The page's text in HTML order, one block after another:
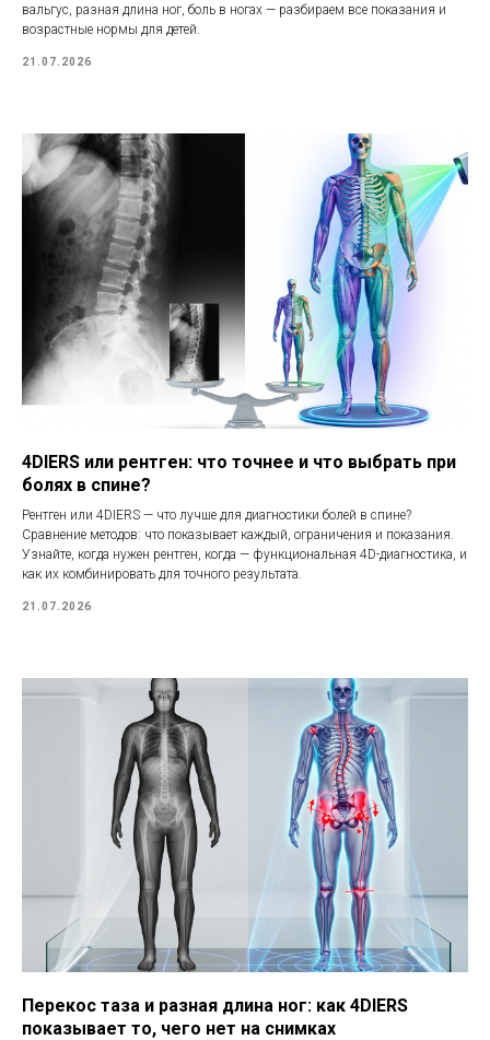
вальгус, разная длина ног, боль в ногах — разбираем все показания и
возрастные нормы для детей.
21.07.2026
4DIERS или рентген: что точнее и что выбрать при
болях в спине?
Рентген или 4DIERS — что лучше для диагностики болей в спине?
Сравнение методов: что показывает каждый, ограничения и показания.
Узнайте, когда нужен рентген, когда — функциональная 4D-диагностика, и
как их комбинировать для точного результата.
21.07.2026
Перекос таза и разная длина ног: как 4DIERS
показывает то, чего нет на снимках